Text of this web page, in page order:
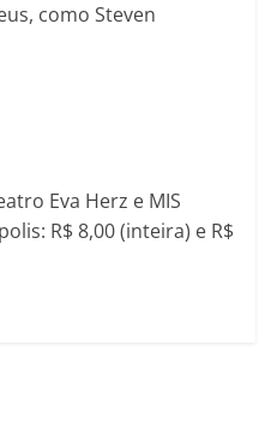
como Steven
Eva Herz e MIS
R$ 8,00 (inteira) e R$